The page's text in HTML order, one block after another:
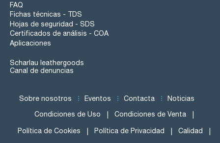
FAQ
Fichas técnicas - TDS
Hojas de seguridad - SDS
Certificados de análisis - COA
Aplicaciones
Scharlau leathergoods
Canal de denuncias
Sobre nosotros Eventos Contacta Noticias
Condiciones de Uso Condiciones de Venta
Política de Cookies Política de Privacidad Calidad